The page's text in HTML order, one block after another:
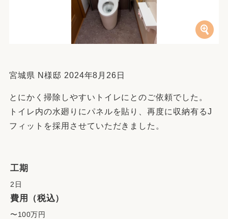
宮城県 N様邸 2024年8月26日
とにかく掃除しやすいトイレにとのご依頼でした。
トイレ内の水廻りにパネルを貼り、再度に収納有るJ
フィットを採用させていただきました。
工期
2日
費用（税込）
〜100万円